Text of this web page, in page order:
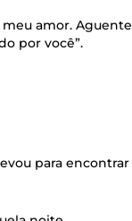
meu amor. Aguente
por você”.
para encontrar